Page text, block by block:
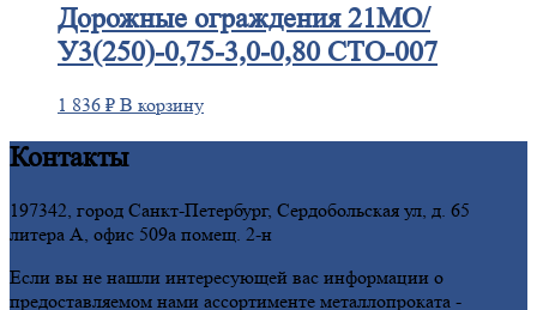
Дорожные ограждения 21МО/
У3(250)-0,75-3,0-0,80 СТО-007
1 836 ₽ В корзину
Контакты
197342, город Санкт-Петербург, Сердобольская ул, д. 65
литера А, офис 509а помещ. 2-н
Если вы не нашли интересующей вас информации о
предоставляемом нами ассортименте металлопроката -